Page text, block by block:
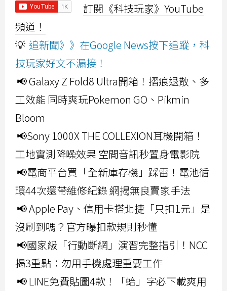
訂閱《科技玩家》YouTube
頻道！
💡 追新聞》》在Google News按下追蹤，科
技玩家好文不漏接！
📢 Galaxy Z Fold8 Ultra開箱！摺痕退散、多
工效能 同時爽玩Pokemon GO、Pikmin
Bloom
📢Sony 1000X THE COLLEXION耳機開箱！
工地實測降噪效果 空間音訊秒置身電影院
📢電商平台買「全新庫存機」踩雷！電池循
環44次還帶維修紀錄 網揭無良賣家手法
📢 Apple Pay、信用卡搭北捷「只扣1元」是
沒刷到嗎？官方曝扣款規則秒懂
📢國家級「行動斷網」演習完整指引！NCC
揭3重點：勿用手機處理重要工作
📢 LINE免費貼圖4款！「蛤」字必下載爽用